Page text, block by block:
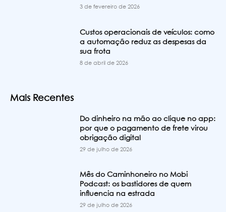
3 de fevereiro de 2026
Custos operacionais de veículos: como
a automação reduz as despesas da
sua frota
8 de abril de 2026
Mais Recentes
Do dinheiro na mão ao clique no app:
por que o pagamento de frete virou
obrigação digital
29 de julho de 2026
Mês do Caminhoneiro no Mobi
Podcast: os bastidores de quem
influencia na estrada
29 de julho de 2026